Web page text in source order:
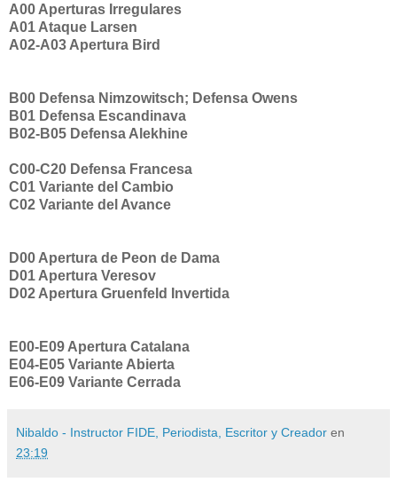
A00 Aperturas Irregulares
A01 Ataque Larsen
A02-A03 Apertura Bird
B00 Defensa Nimzowitsch; Defensa Owens
B01 Defensa Escandinava
B02-B05 Defensa Alekhine
C00-C20 Defensa Francesa
C01 Variante del Cambio
C02 Variante del Avance
D00 Apertura de Peon de Dama
D01 Apertura Veresov
D02 Apertura Gruenfeld Invertida
E00-E09 Apertura Catalana
E04-E05 Variante Abierta
E06-E09 Variante Cerrada
Nibaldo - Instructor FIDE, Periodista, Escritor y Creador en
23:19